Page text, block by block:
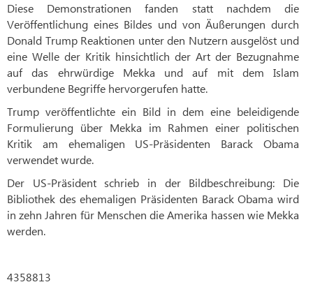
Diese Demonstrationen fanden statt nachdem die
Veröffentlichung eines Bildes und von Äußerungen durch
Donald Trump Reaktionen unter den Nutzern ausgelöst und
eine Welle der Kritik hinsichtlich der Art der Bezugnahme
auf das ehrwürdige Mekka und auf mit dem Islam
verbundene Begriffe hervorgerufen hatte.
Trump veröffentlichte ein Bild in dem eine beleidigende
Formulierung über Mekka im Rahmen einer politischen
Kritik am ehemaligen US-Präsidenten Barack Obama
verwendet wurde.
Der US-Präsident schrieb in der Bildbeschreibung: Die
Bibliothek des ehemaligen Präsidenten Barack Obama wird
in zehn Jahren für Menschen die Amerika hassen wie Mekka
werden.
4358813